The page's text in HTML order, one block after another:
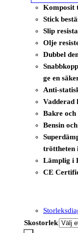
Komposit
Stick
Slip
Olje
Dubbel
ge en
Anti-
Vadderad
Bakre
Bensin
tröttheten
Lämplig i
CE
Skostorlek